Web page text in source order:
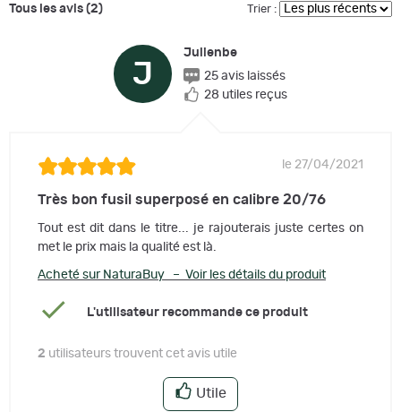
Tous les avis (2) Trier :
J
Julienbe
25 avis laissés
28 utiles reçus
le 27/04/2021
Très bon fusil superposé en calibre 20/76
Tout est dit dans le titre... je rajouterais juste certes on
met le prix mais la qualité est là.
Acheté sur NaturaBuy – Voir les détails du produit
L'utilisateur recommande ce produit
2 utilisateurs trouvent cet avis utile
Utile